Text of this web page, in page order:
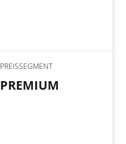
PREISSEGMENT
PREMIUM